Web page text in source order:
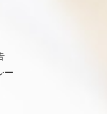
ー